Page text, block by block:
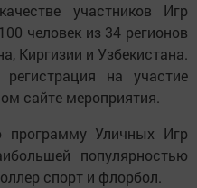
участников Игр
человек из 34 регионов
Киргизии и Узбекистана.
на участие
сайте мероприятия.
Уличных Игр
популярностью
спорт и флорбол.